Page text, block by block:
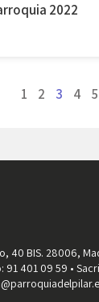
2022
1 2 3 4 5
40 BIS. 28006,
91 401 09 59 •